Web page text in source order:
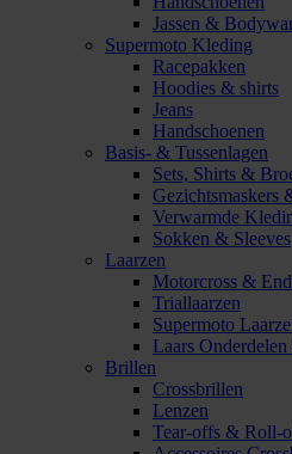
Jassen &
Supermoto Kleding
Racepakken
Hoodies & shirts
Jeans
Handschoenen
Basis- & Tussenlagen
Sets, Shirts &
Gezichtsmaskers
Verwarmde
Sokken & Sleeves
Laarzen
Motorcross &
Triallaarzen
Supermoto
Laars
Brillen
Crossbrillen
Lenzen
Tear-offs & Roll-